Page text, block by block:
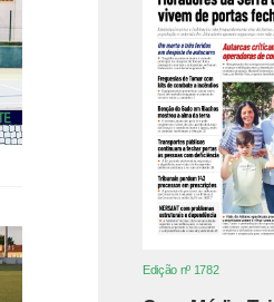
Edição nº 1782